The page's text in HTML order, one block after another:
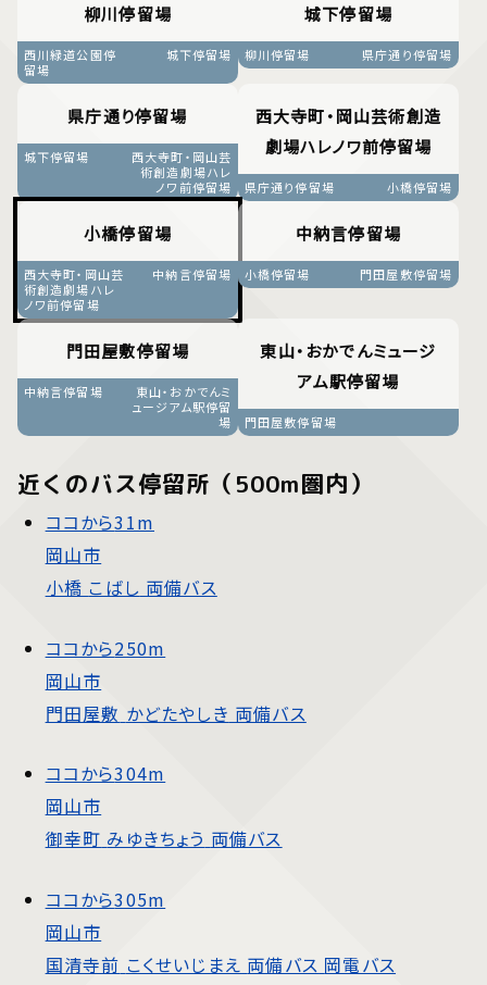
柳川停留場
西川緑道公園停
留場
城下停留場
城下停留場
柳川停留場 県庁通り停留場
県庁通り停留場
城下停留場
西大寺町・岡山芸
術創造劇場ハレ
ノワ前停留場
西大寺町・岡山芸術創造
劇場ハレノワ前停留場
県庁通り停留場 小橋停留場
小橋停留場
西大寺町・岡山芸
術創造劇場ハレ
ノワ前停留場
中納言停留場
中納言停留場
小橋停留場 門田屋敷停留場
門田屋敷停留場
中納言停留場
東山・おかでんミ
ュージアム駅停留
場
東山・おかでんミュージ
アム駅停留場
門田屋敷停留場
近くのバス停留所（500m圏内）
ココから31m
岡山市
小橋 こばし 両備バス
ココから250m
岡山市
門田屋敷 かどたやしき 両備バス
ココから304m
岡山市
御幸町 みゆきちょう 両備バス
ココから305m
岡山市
国清寺前 こくせいじまえ 両備バス 岡電バス